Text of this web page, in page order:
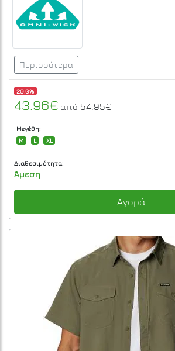
Περισσότερα
20.0%
43.96€ από 54.95€
Μεγέθη:
M
L XL
Διαθεσιμότητα:
Άμεση
Αγορά